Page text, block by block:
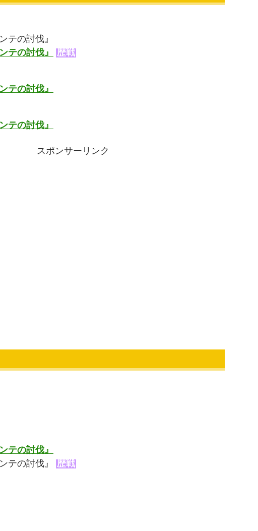
テの討伐』
テの討伐』
歴戦
テの討伐』
テの討伐』
スポンサーリンク
テの討伐』
テの討伐』
歴戦